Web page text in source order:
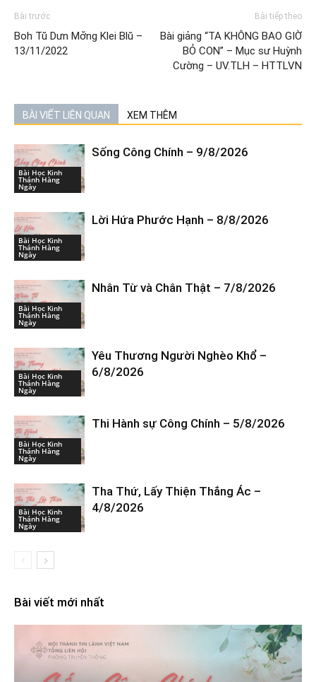
Bài trước
Boh Tŭ Dưn Mơ̆ng Klei Blŭ –
13/11/2022
Bài tiếp theo
Bài giảng “TA KHÔNG BAO GIỜ
BỎ CON” – Mục sư Huỳnh
Cường – UV.TLH – HTTLVN
BÀI VIẾT LIÊN QUAN XEM THÊM
Bài Học Kinh
Thánh Hàng
Ngày
Sống Công Chính – 9/8/2026
Bài Học Kinh
Thánh Hàng
Ngày
Lời Hứa Phước Hạnh – 8/8/2026
Bài Học Kinh
Thánh Hàng
Ngày
Nhân Từ và Chân Thật – 7/8/2026
Bài Học Kinh
Thánh Hàng
Ngày
Yêu Thương Người Nghèo Khổ –
6/8/2026
Bài Học Kinh
Thánh Hàng
Ngày
Thi Hành sự Công Chính – 5/8/2026
Bài Học Kinh
Thánh Hàng
Ngày
Tha Thứ, Lấy Thiện Thắng Ác –
4/8/2026
Bài viết mới nhất